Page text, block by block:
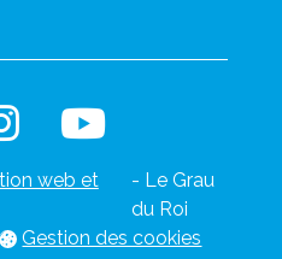
web et
- Le Grau
du Roi
Gestion des cookies